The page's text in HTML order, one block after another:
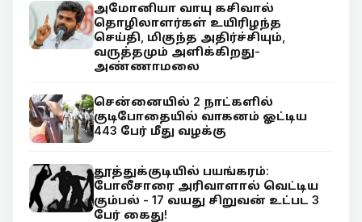
அமோனியா வாயு கசிவால்
தொழிலாளர்கள் உயிரிழந்த
செய்தி, மிகுந்த அதிர்ச்சியும்,
வருத்தமும் அளிக்கிறது-
அண்ணாமலை
சென்னையில் 2 நாட்களில்
குடிபோதையில் வாகனம் ஓட்டிய
443 பேர் மீது வழக்கு
தூத்துக்குடியில் பயங்கரம்:
போலீசாரை அரிவாளால் வெட்டிய
கும்பல் - 17 வயது சிறுவன் உட்பட 3
பேர் கைது!